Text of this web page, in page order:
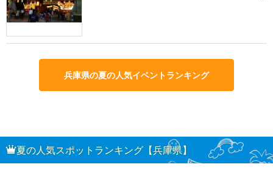
兵庫県の夏の人気イベントランキング
夏の人気スポットランキング【兵庫県】